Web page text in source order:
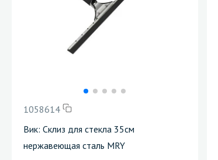
1058614
Вик: Склиз для стекла 35см
нержавеющая сталь MRY